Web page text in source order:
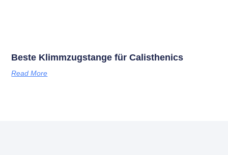
Beste Klimmzugstange für Calisthenics
Read More